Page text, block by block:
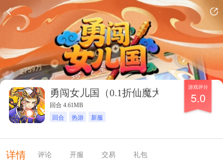
勇闯女儿国（0.1折仙魔大陆）
回合 4.61MB
回合 热游 新服
游戏评分
5.0
详情 评论 开服 交易 礼包